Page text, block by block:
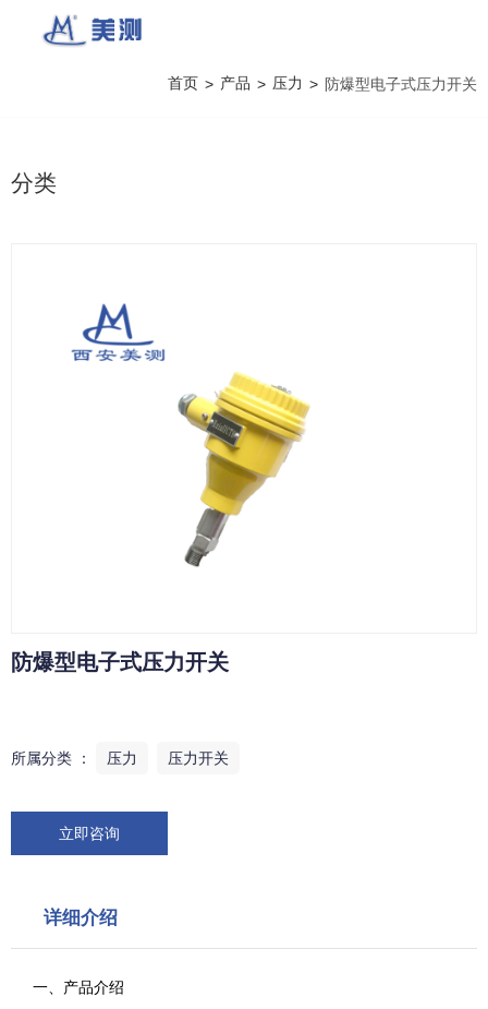
首页 > 产品 > 压力 > 防爆型电子式压力开关
分类
防爆型电子式压力开关
所属分类 ： 压力 压力开关
立即咨询
详细介绍
一、产品介绍